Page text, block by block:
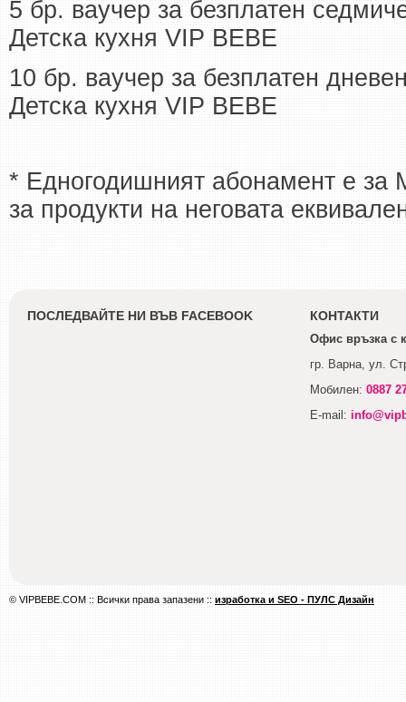
5 бр. ваучер за безплатен
Детска кухня VIP BEBE
10 бр. ваучер за безплатен
Детска кухня VIP BEBE
* Едногодишният абонамент е за
за продукти на неговата
ПОСЛЕДВАЙТЕ НИ ВЪВ FACEBOOK КОНТАКТИ
Офис връзка с
гр. Варна, ул.
Мобилен: 0887
E-mail:
© VIPBEBE.COM :: Всички права запазени :: изработка и SEO - ПУЛС Дизайн